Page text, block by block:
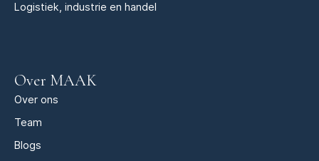
Logistiek, industrie en handel
Over MAAK
Over ons
Team
Blogs